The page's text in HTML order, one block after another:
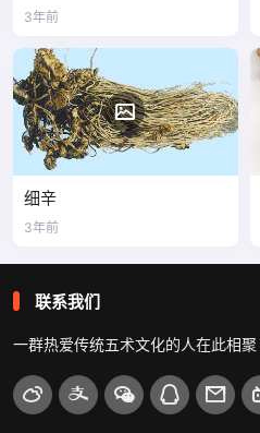
3年前
细辛
3年前
联系我们
一群热爱传统五术文化的人在此相聚